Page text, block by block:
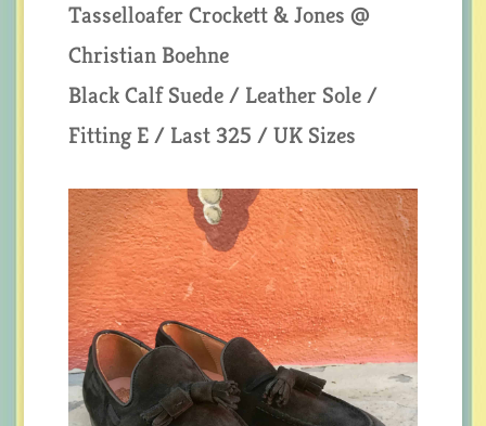
Tasselloafer Crockett & Jones @
Christian Boehne
Black Calf Suede / Leather Sole /
Fitting E / Last 325 / UK Sizes